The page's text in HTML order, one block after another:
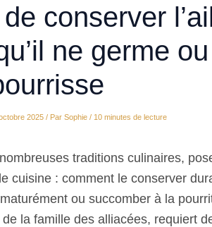
conserver
ne germe
2025 / Par Sophie / 10 minutes de lecture
traditions culinaires,
cuisine : comment le conserver
ou succomber à la
la famille des alliacées, requiert